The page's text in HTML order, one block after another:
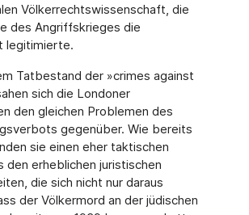
Völkerrechtswissenschaft, die
des Angriffskrieges die
legitimierte.
Tatbestand der »crimes against
sich die Londoner
den gleichen Problemen des
gegenüber. Wie bereits
sie einen eher taktischen
den erheblichen juristischen
die sich nicht nur daraus
der Völkermord an der jüdischen